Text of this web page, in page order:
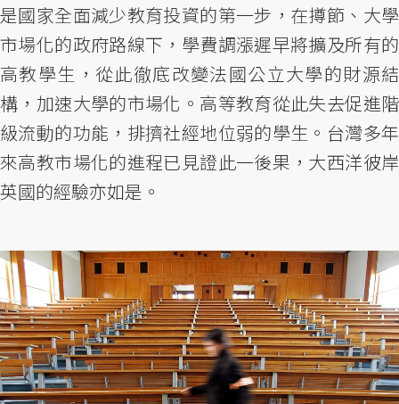
是國家全面減少教育投資的第一步，在撙節、大學
市場化的政府路線下，學費調漲遲早將擴及所有的
高教學生，從此徹底改變法國公立大學的財源結
構，加速大學的市場化。高等教育從此失去促進階
級流動的功能，排擠社經地位弱的學生。台灣多年
來高教市場化的進程已見證此一後果，大西洋彼岸
英國的經驗亦如是。